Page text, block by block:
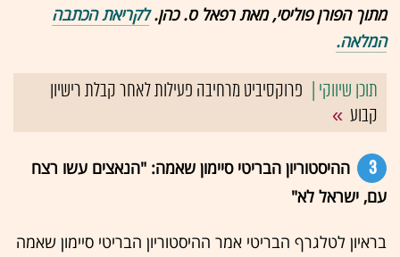
מתוך הפורן פוליסי, מאת רפאל ס. כהן.לקריאת הכתבה
המלאה.
פרוקסיביט מרחיבה פעילות לאחר קבלת רישיון
קבוע
3
ההיסטוריון הבריטי סיימון שאמה: "הנאצים עשו רצח
עם, ישראל לא"
בראיון לטלגרף הבריטי אמר ההיסטוריון הבריטי סיימון שאמה